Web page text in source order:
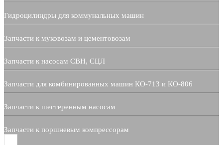
Гидроцилиндры для коммунальных машин
Запчасти к муковозам и цементовозам
Запчасти к насосам СВН, СЦЛ
Запчасти для комбинированных машин КО-713 и КО-806
Запчасти к шестеренным насосам
Запчасти к поршневым компрессорам